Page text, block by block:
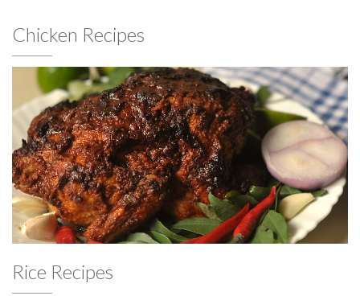
Chicken Recipes
Rice Recipes